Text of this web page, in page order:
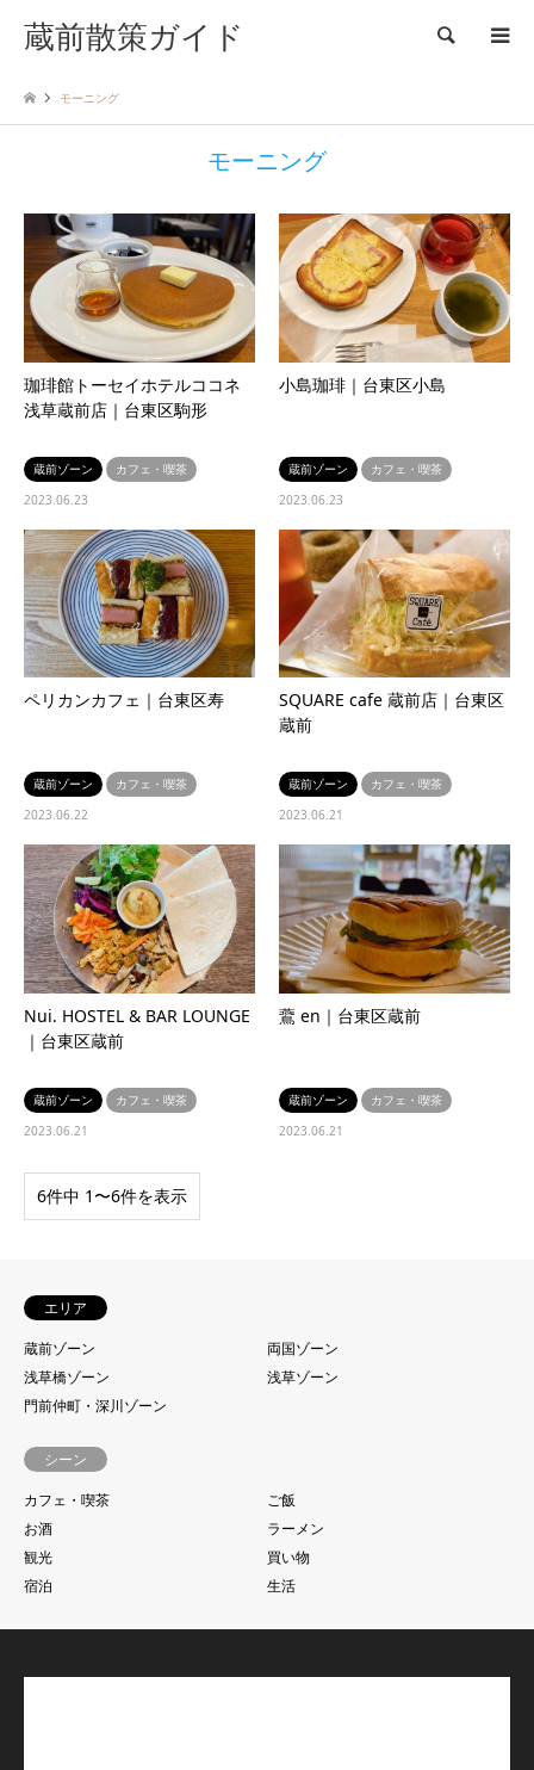
蔵前散策ガイド 検索
モーニング
モーニング
珈琲館トーセイホテルココネ
浅草蔵前店｜台東区駒形
蔵前ゾーン
カフェ・喫茶
2023.06.23
小島珈琲｜台東区小島
蔵前ゾーン
カフェ・喫茶
2023.06.23
ペリカンカフェ｜台東区寿
蔵前ゾーン
カフェ・喫茶
2023.06.22
SQUARE cafe 蔵前店｜台東区
蔵前
蔵前ゾーン
カフェ・喫茶
2023.06.21
Nui. HOSTEL & BAR LOUNGE
｜台東区蔵前
蔵前ゾーン
カフェ・喫茶
2023.06.21
鷰 en｜台東区蔵前
蔵前ゾーン
カフェ・喫茶
2023.06.21
6件中 1〜6件を表示
エリア
蔵前ゾーン
両国ゾーン
浅草橋ゾーン
浅草ゾーン
門前仲町・深川ゾーン
シーン
カフェ・喫茶
ご飯
お酒
ラーメン
観光
買い物
宿泊
生活